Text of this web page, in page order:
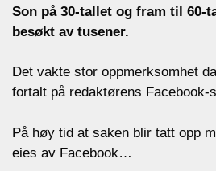
Son på 30-tallet og fram til 60-
besøkt av tusener.
Det vakte stor oppmerksomhet
fortalt på redaktørens Facebook-
På høy tid at saken blir tatt opp
eies av Facebook…